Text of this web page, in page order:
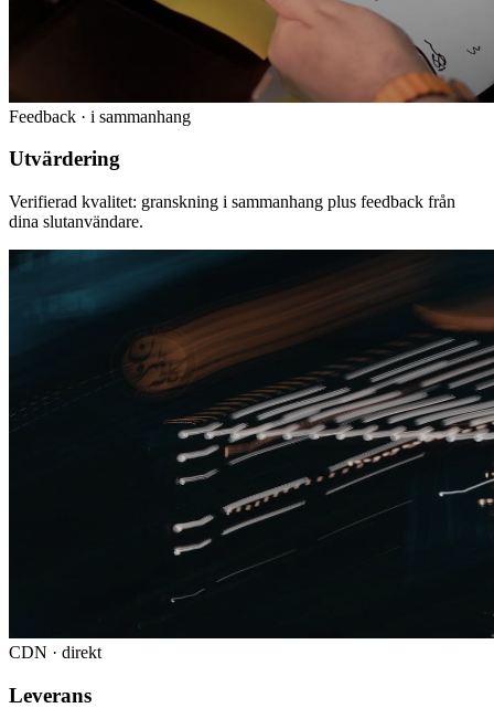
Feedback · i sammanhang
Utvärdering
Verifierad kvalitet: granskning i sammanhang plus feedback från
dina slutanvändare.
CDN · direkt
Leverans